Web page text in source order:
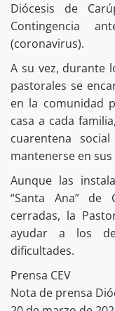
Diócesis de
Contingencia
(coronavirus).
A su vez, durante
pastorales se
en la comunidad
casa a cada
cuarentena
mantenerse en
Aunque las
“Santa Ana” de
cerradas, la
ayudar a los
dificultades.
Prensa CEV
Nota de prensa